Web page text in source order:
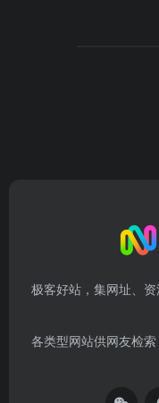
极客好站，集网址、
各类型网站供网友检